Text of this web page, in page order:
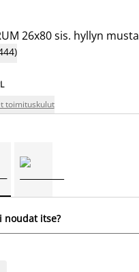
26x80 sis. hyllyn musta
)
toimituskulut
noudat itse?